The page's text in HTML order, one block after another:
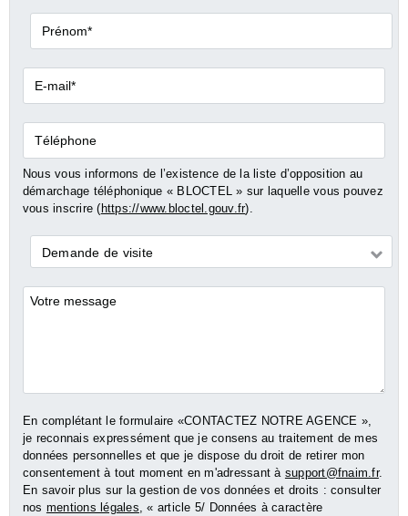
Prénom*
E-
mail*
Téléphone
Nous vous informons de l’existence de la liste d’opposition au
démarchage téléphonique « BLOCTEL » sur laquelle vous pouvez
vous inscrire ( https://www.bloctel.gouv.fr).
Demande
*
Demande de visite
Commentaires
En complétant le formulaire «CONTACTEZ NOTRE AGENCE »,
je reconnais expressément que je consens au traitement de mes
données personnelles et que je dispose du droit de retirer mon
consentement à tout moment en m'adressant à support@fnaim.fr.
En savoir plus sur la gestion de vos données et droits : consulter
nos mentions légales , « article 5/ Données à caractère